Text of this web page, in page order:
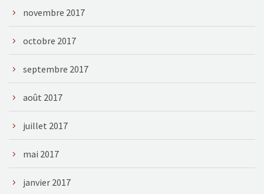
novembre 2017
octobre 2017
septembre 2017
août 2017
juillet 2017
mai 2017
janvier 2017